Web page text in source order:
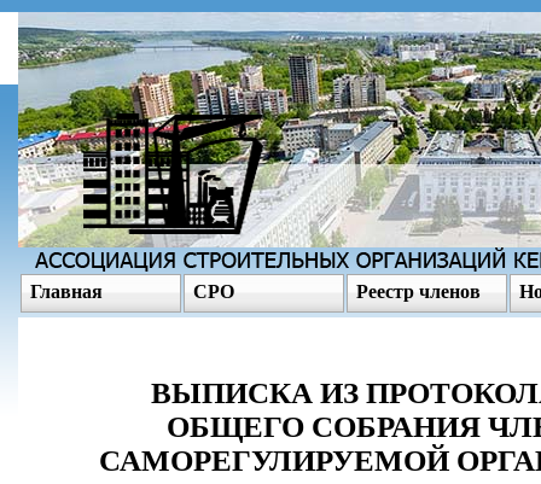
Главная СРО Реестр членов
ВЫПИСКА ИЗ
ОБЩЕГО СОБРАНИЯ
САМОРЕГУЛИРУЕМОЙ